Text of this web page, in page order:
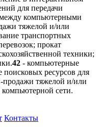
для передачи
компьютерными
тяжелой и/или
транспортных
прокат
техники;
42 - компьютерные
поисковых ресурсов для
продажи тяжелой и/или
сети.
Контакты